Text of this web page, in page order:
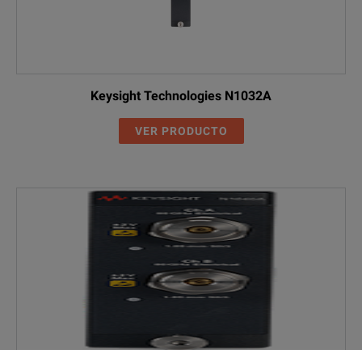
Keysight Technologies N1032A
VER PRODUCTO